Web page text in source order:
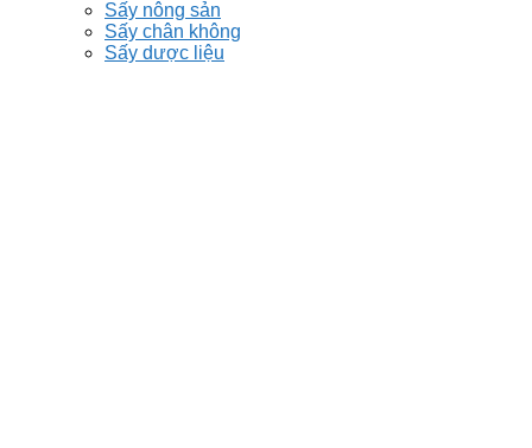
Sấy nông sản
Sấy chân không
Sấy dược liệu